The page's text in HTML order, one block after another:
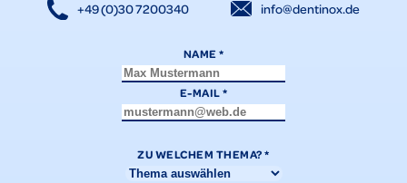
+49 (0)30 7200340 info@dentinox.de
NAME*
E-MAIL*
ZU WELCHEM THEMA?*